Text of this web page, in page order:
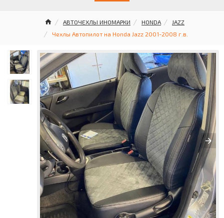
АВТОЧЕХЛЫ ИНОМАРКИ HONDA
JAZZ
Чехлы Автопилот на Honda Jazz 2001-2008 г.в.